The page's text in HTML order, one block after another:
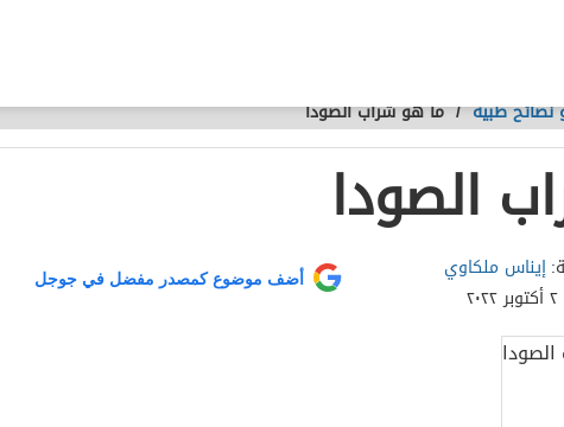
نصائح طبية /ما هو شراب الصودا
الصودا
إيناس ملكاوي
أضف موضوع كمصدر مفضل في جوجل